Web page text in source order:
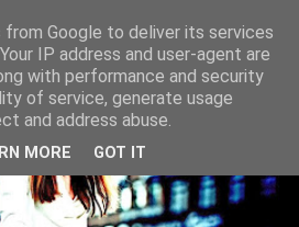
Google to deliver its services
IP address and user-agent are
with performance and security
of service, generate usage
and address abuse.
MORE GOT IT